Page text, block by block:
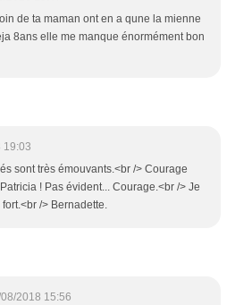
de ta maman ont en a qune la mienne
8ans elle me manque énormément bon
19:03
sont très émouvants.<br /> Courage
! Pas évident... Courage.<br /> Je
/> Bernadette.
2018 15:56